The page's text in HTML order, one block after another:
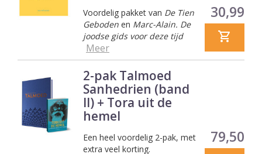
Voordelig pakket van De Tien
Geboden en Marc-Alain. De
joodse gids voor deze tijd
Meer
Prijs
30,99
2-pak Talmoed
Sanhedrien (band
II) + Tora uit de
hemel
Een heel voordelig 2-pak, met
extra veel korting.
Prijs
79,50